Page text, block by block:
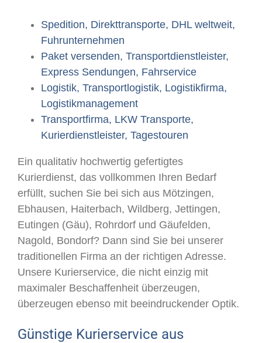
Spedition, Direkttransporte, DHL weltweit,
Fuhrunternehmen
Paket versenden, Transportdienstleister,
Express Sendungen, Fahrservice
Logistik, Transportlogistik, Logistikfirma,
Logistikmanagement
Transportfirma, LKW Transporte,
Kurierdienstleister, Tagestouren
Ein qualitativ hochwertig gefertigtes
Kurierdienst, das vollkommen Ihren Bedarf
erfüllt, suchen Sie bei sich aus Mötzingen,
Ebhausen, Haiterbach, Wildberg, Jettingen,
Eutingen (Gäu), Rohrdorf und Gäufelden,
Nagold, Bondorf? Dann sind Sie bei unserer
traditionellen Firma an der richtigen Adresse.
Unsere Kurierservice, die nicht einzig mit
maximaler Beschaffenheit überzeugen,
überzeugen ebenso mit beeindruckender Optik.
Günstige Kurierservice aus